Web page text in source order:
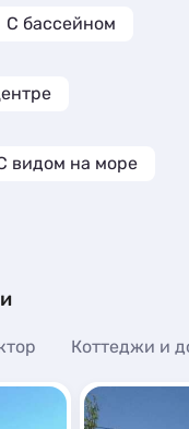
С бассейном
видом на море
Коттеджи и